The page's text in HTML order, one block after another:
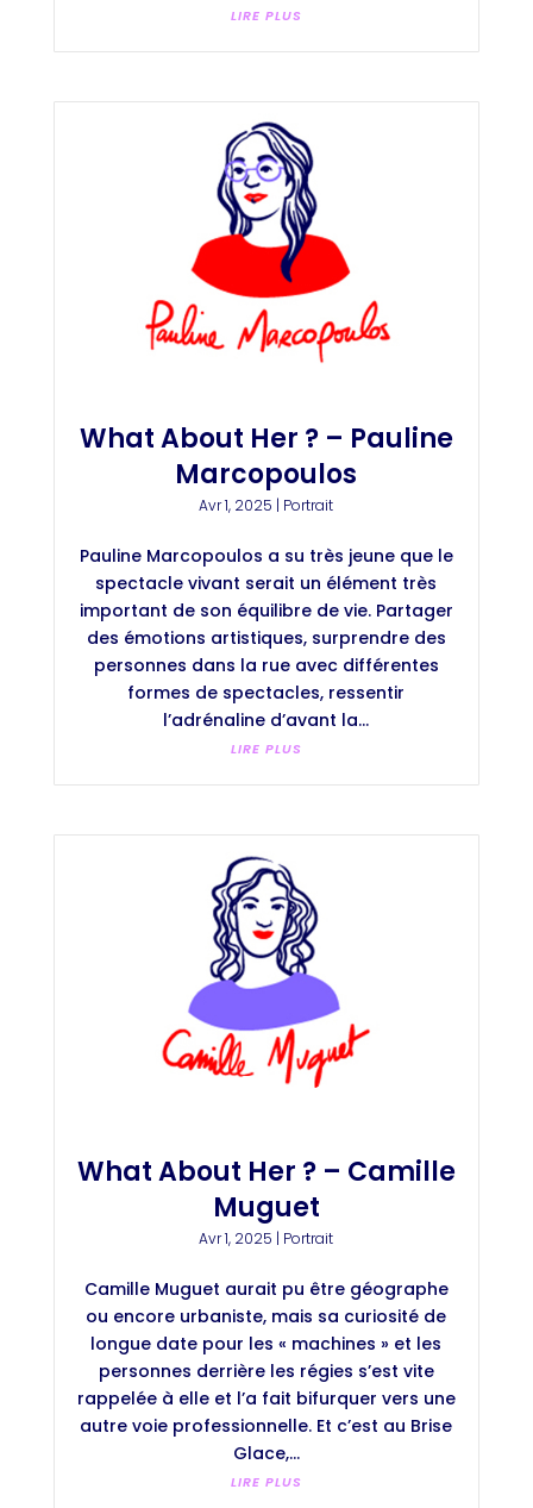
LIRE PLUS
What About Her ? – Pauline
Marcopoulos
Avr 1, 2025 | Portrait
Pauline Marcopoulos a su très jeune que le
spectacle vivant serait un élément très
important de son équilibre de vie. Partager
des émotions artistiques, surprendre des
personnes dans la rue avec différentes
formes de spectacles, ressentir
l’adrénaline d’avant la...
LIRE PLUS
What About Her ? – Camille
Muguet
Avr 1, 2025 | Portrait
Camille Muguet aurait pu être géographe
ou encore urbaniste, mais sa curiosité de
longue date pour les « machines » et les
personnes derrière les régies s’est vite
rappelée à elle et l’a fait bifurquer vers une
autre voie professionnelle. Et c’est au Brise
Glace,...
LIRE PLUS